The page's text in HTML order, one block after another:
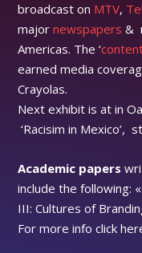
broadcast on MTV,
majornewspapers &
Americas. The ‘
earned media
Crayolas.
Next exhibit is at in
‘Racisim in Mexico’,
Academic papers
include the following:
III: Cultures of
For more info click